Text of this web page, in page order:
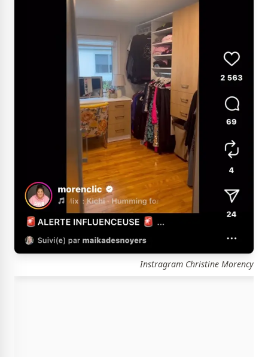
Instragram Christine Morency